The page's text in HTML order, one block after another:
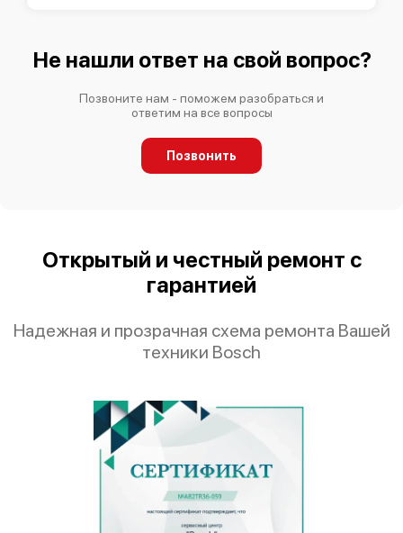
Не нашли ответ на свой вопрос?
Позвоните нам - поможем разобраться и
ответим на все вопросы
Позвонить
Открытый и честный ремонт с
гарантией
Надежная и прозрачная схема ремонта Вашей
техники Bosch